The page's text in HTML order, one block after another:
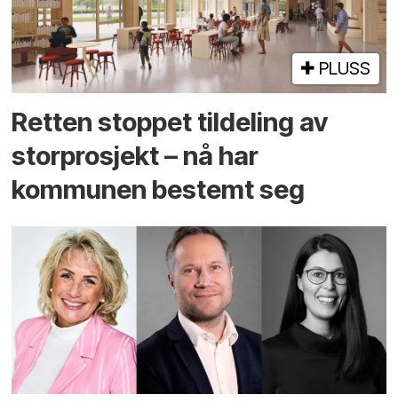
PLUSS
Retten stoppet tildeling av
storprosjekt – nå har
kommunen bestemt seg